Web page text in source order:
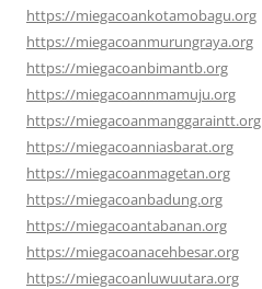
https://miegacoankotamobagu.org
https://miegacoanmurungraya.org
https://miegacoanbimantb.org
https://miegacoannmamuju.org
https://miegacoanmanggaraintt.org
https://miegacoanniasbarat.org
https://miegacoanmagetan.org
https://miegacoanbadung.org
https://miegacoantabanan.org
https://miegacoanacehbesar.org
https://miegacoanluwuutara.org